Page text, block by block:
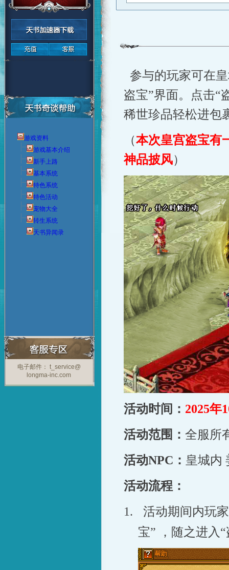
游戏资料
游戏基本介绍
新手上路
基本系统
特色系统
特色活动
宠物大全
转生系统
天书异闻录
电子邮件： t_service@
longma-inc.com
参与的玩家可在
盗宝”界面。点击“
稀世珍品轻松进包
（本次皇宫盗宝有
神品披风）
活动时间： 2025年
活动范围： 全服所
活动NPC ： 皇城内
活动流程：
1.
活动期间内玩
宝” ，随之进入